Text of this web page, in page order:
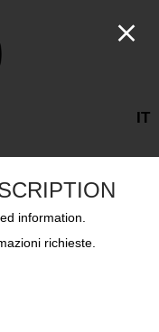
IT
information.
richieste.